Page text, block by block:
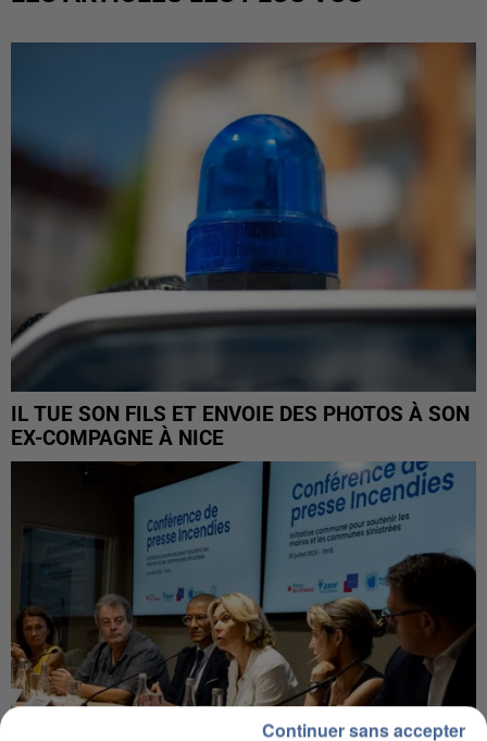
IL TUE SON FILS ET ENVOIE DES PHOTOS À SON
EX-COMPAGNE À NICE
Continuer sans accepter